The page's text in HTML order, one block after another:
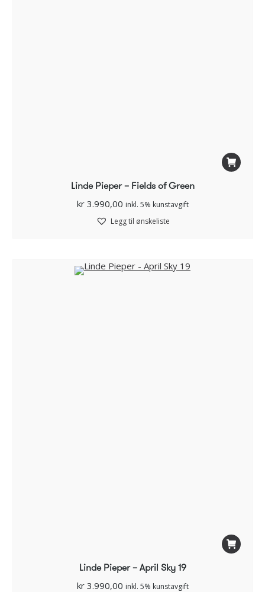
Linde Pieper – Fields of Green
kr3.990,00 inkl. 5% kunstavgift
Legg til ønskeliste
Linde Pieper – April Sky 19
kr3.990,00 inkl. 5% kunstavgift